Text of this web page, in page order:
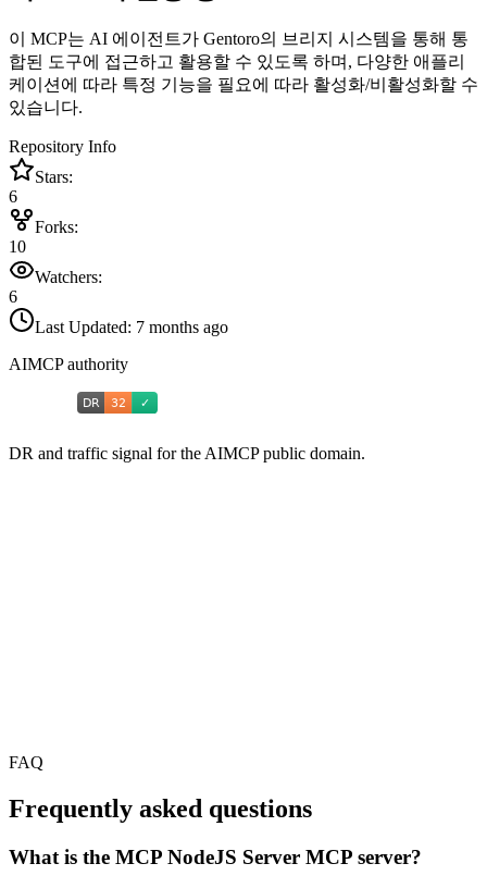
이 MCP는 AI 에이전트가 Gentoro의 브리지 시스템을 통해 통
합된 도구에 접근하고 활용할 수 있도록 하며, 다양한 애플리
케이션에 따라 특정 기능을 필요에 따라 활성화/비활성화할 수
있습니다.
Repository Info
Stars:
6
Forks:
10
Watchers:
6
Last Updated: 7 months ago
AIMCP authority
DR and traffic signal for the AIMCP public domain.
FAQ
Frequently asked questions
What is the MCP NodeJS Server MCP server?